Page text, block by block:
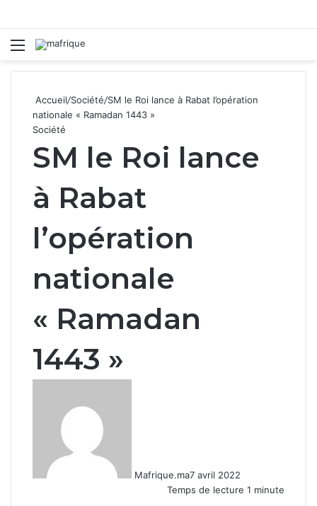
Menu
Accueil/Société/SM le Roi lance à Rabat l’opération
nationale « Ramadan 1443 »
Société
SM le Roi lance
à Rabat
l’opération
nationale
« Ramadan
1443 »
Mafrique.ma7 avril 2022
Temps de lecture 1 minute